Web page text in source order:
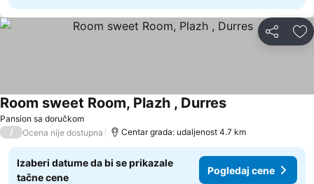
Deli
Pansion sa doručkom
Room sweet Room, Plazh , Durres
/ Ocena nije dostupna Centar grada: udaljenost 4.7 km
Izaberi datume da bi se prikazale
tačne cene
Pogledaj cene